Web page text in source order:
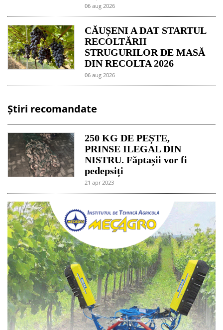
06 aug 2026
CĂUȘENI A DAT STARTUL
RECOLTĂRII
STRUGURILOR DE MASĂ
DIN RECOLTA 2026
06 aug 2026
Știri recomandate
250 KG DE PEȘTE,
PRINSE ILEGAL DIN
NISTRU. Făptașii vor fi
pedepsiți
21 apr 2023